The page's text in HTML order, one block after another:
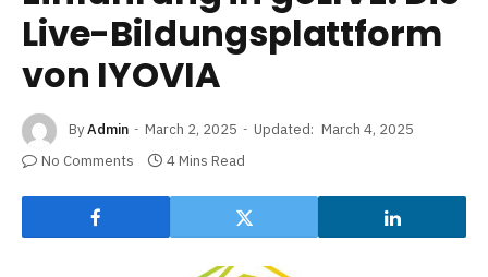
Live-Bildungsplattform
von IYOVIA
ByAdmin March 2, 2025 Updated: March 4, 2025
No Comments
4 Mins Read